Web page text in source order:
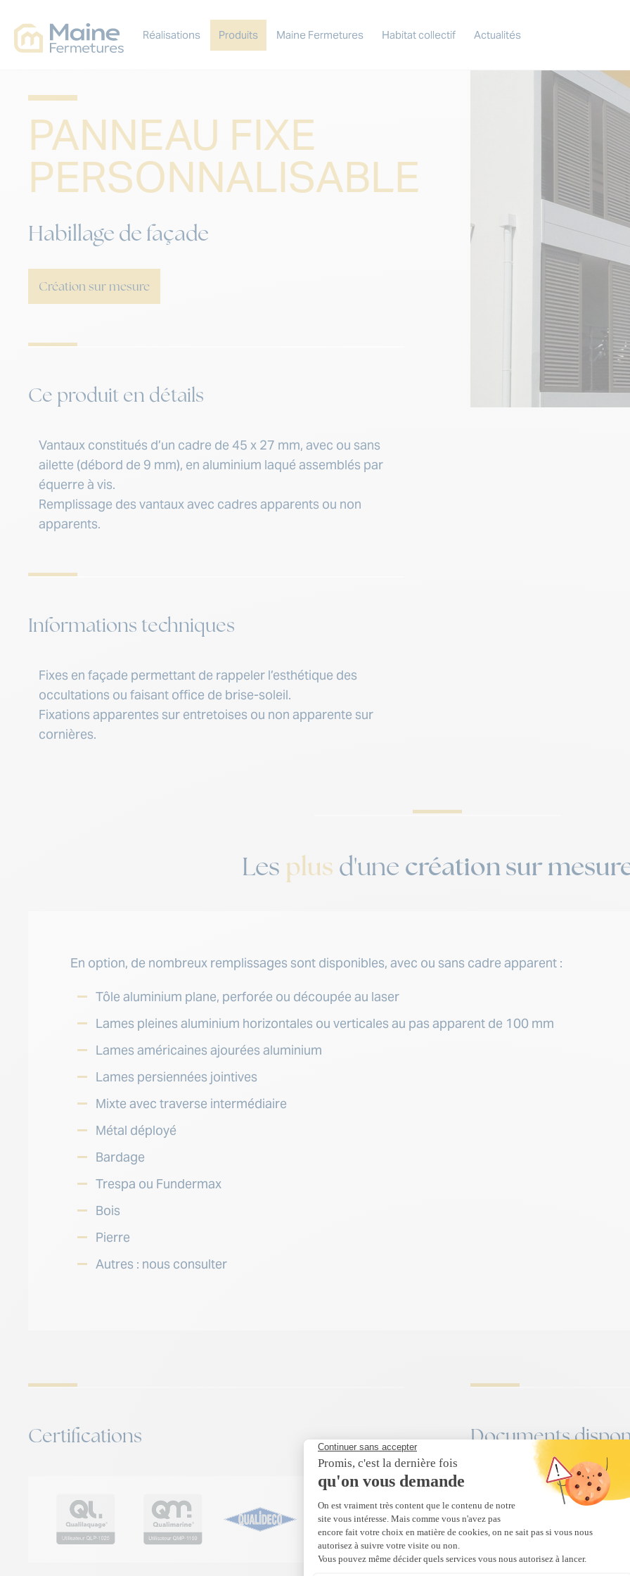
Réalisations Produits Maine Fermetures Habitat collectif Actualités
PANNEAU FIXE
PERSONNALISABLE
Habillage de façade
Création sur mesure
Ce produit en détails
Vantaux constitués d’un cadre de 45 x 27 mm, avec ou sans
ailette (débord de 9 mm), en aluminium laqué assemblés par
équerre à vis.
Remplissage des vantaux avec cadres apparents ou non
apparents.
Informations techniques
Fixes en façade permettant de rappeler l’esthétique des
occultations ou faisant office de brise-soleil.
Fixations apparentes sur entretoises ou non apparente sur
cornières.
Les plus d'une création sur
En option, de nombreux remplissages sont disponibles, avec ou sans cadre apparent :
Tôle aluminium plane, perforée ou découpée au laser
Lames pleines aluminium horizontales ou verticales au pas apparent de 100 mm
Lames américaines ajourées aluminium
Lames persiennées jointives
Mixte avec traverse intermédiaire
Métal déployé
Bardage
Trespa ou Fundermax
Bois
Pierre
Autres : nous consulter
Certifications Documents
Panneau fixe